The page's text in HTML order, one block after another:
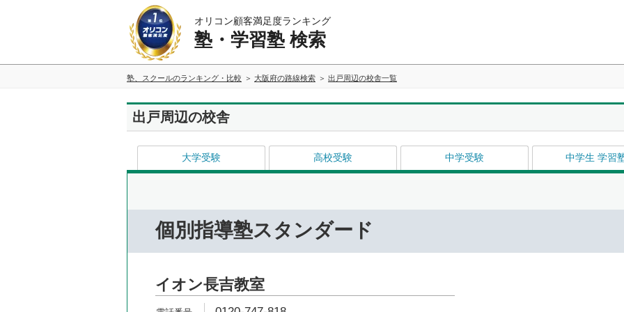
オリコン顧客満足度ランキング
塾・学習塾 検索
塾、スクールのランキング・比較 大阪府の路線検索 出戸周辺の校舎一覧
出戸周辺の校舎
大学受験 高校受験 中学受験 中学生 学習
個別指導塾スタンダード
イオン長吉教室